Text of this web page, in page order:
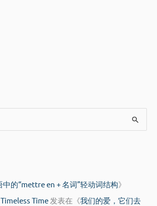
中的“mettre en + 名词”轻动词结构》
Time 发表在《我们的爱，它们去